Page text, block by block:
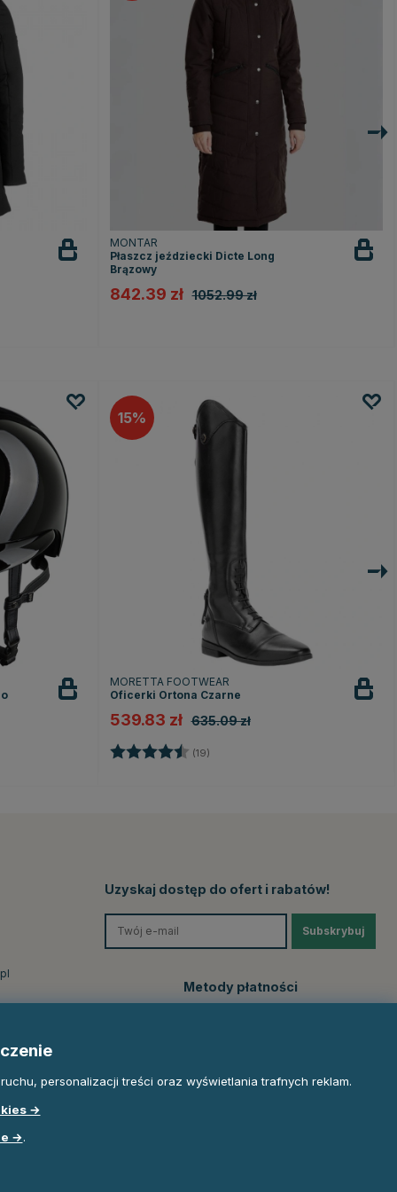
MONTAR
Płaszcz jeździecki Dicte Long
Brązowy
842.39 zł 1052.99 zł
15
MORETTA FOOTWEAR
Oficerki Ortona Czarne
539.83 zł 635.09 zł
Ocena: (19)
Uzyskaj dostęp do ofert i rabatów!
Subskrybuj
Metody płatności
personalizacji treści oraz wyświetlania trafnych reklam.
→
→.